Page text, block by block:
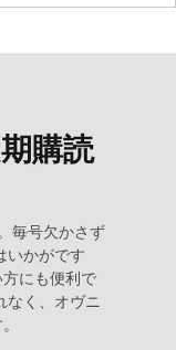
購読
毎号欠かさず
いかがです
にも便利で
なく、オヴニ